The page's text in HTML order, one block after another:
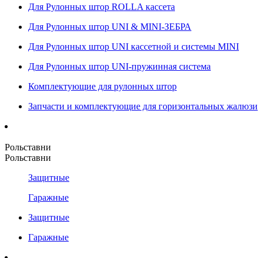
Для Рулонных штор ROLLA кассета
Для Рулонных штор UNI & MINI-ЗЕБРА
Для Рулонных штор UNI кассетной и системы MINI
Для Рулонных штор UNI-пружинная система
Комплектующие для рулонных штор
Запчасти и комплектующие для горизонтальных жалюзи
Рольставни
Рольставни
Защитные
Гаражные
Защитные
Гаражные